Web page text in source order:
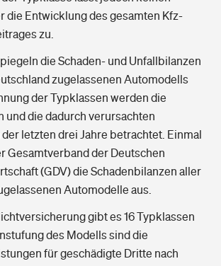
die Entwicklung des gesamten Kfz-
zu.
die Schaden- und Unfallbilanzen
zugelassenen Automodells
der Typklassen werden die
und die dadurch verursachten
letzten drei Jahre betrachtet. Einmal
Gesamtverband der Deutschen
(GDV) die Schadenbilanzen aller
Automodelle aus.
gibt es 16 Typklassen
des Modells sind die
für geschädigte Dritte nach